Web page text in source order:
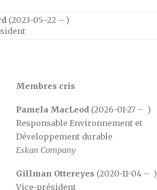
(2023-05–22 – )
Membres cris
Pamela MacLeod (2026-01-27 – )
Responsable Environnement et
Développement durable
Eskan Company
Gillman Ottereyes (2020-11-04 – )
Vice-président